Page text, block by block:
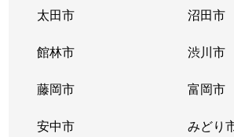
太田市 沼田市
館林市 渋川市
藤岡市 富岡市
安中市 みどり